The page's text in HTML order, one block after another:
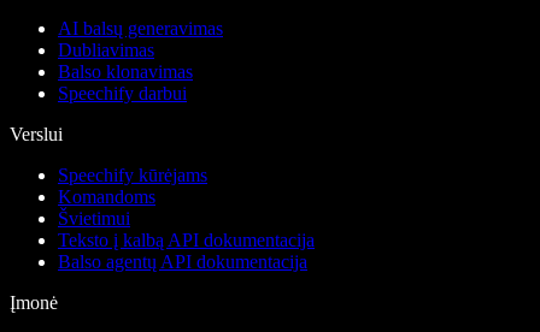
AI balsų generavimas
Dubliavimas
Balso klonavimas
Speechify darbui
Verslui
Speechify kūrėjams
Komandoms
Švietimui
Teksto į kalbą API dokumentacija
Balso agentų API dokumentacija
Įmonė